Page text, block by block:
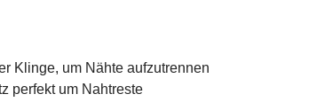
Klinge, um Nähte aufzutrennen
perfekt um Nahtreste